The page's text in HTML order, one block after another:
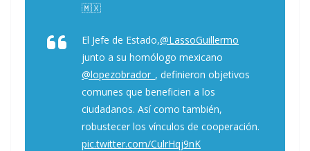
🇲🇽
El Jefe de Estado,@LassoGuillermo
junto a su homólogo mexicano
@lopezobrador_ , definieron objetivos
comunes que beneficien a los
ciudadanos. Así como también,
robustecer los vínculos de cooperación.
pic.twitter.com/CulrHqj9nK